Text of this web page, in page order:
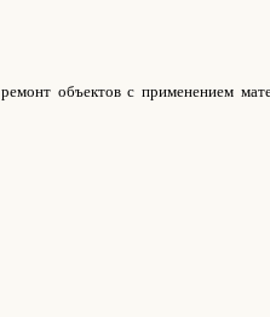
объектов с применением